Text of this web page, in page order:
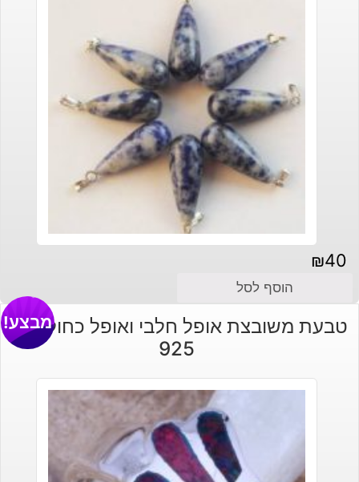
₪40
הוסף לסל
טבעת משובצת אופל חלבי ואופל כחול כסף
925
מבצע!